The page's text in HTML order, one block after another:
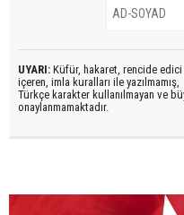
UYARI: Küfür, hakaret, rencide edici
içeren, imla kuralları ile yazılmamış,
Türkçe karakter kullanılmayan ve
onaylanmamaktadır.